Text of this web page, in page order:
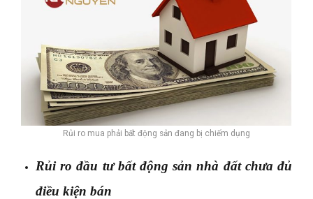
Rủi ro mua phải bất động sản đang bị chiếm dụng
Rủi ro đầu tư bất động sản nhà đất chưa đủ
điều kiện bán